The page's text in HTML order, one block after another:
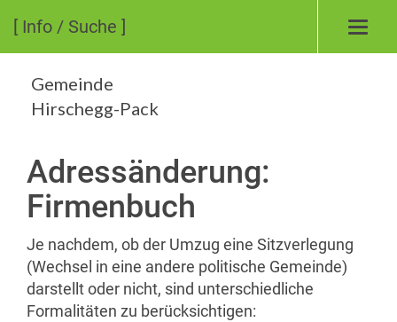
[ Info / Suche ]
Gemeinde
Hirschegg-Pack
Adressänderung:
Firmenbuch
Je nachdem, ob der Umzug eine Sitzverlegung
(Wechsel in eine andere politische Gemeinde)
darstellt oder nicht, sind unterschiedliche
Formalitäten zu berücksichtigen: